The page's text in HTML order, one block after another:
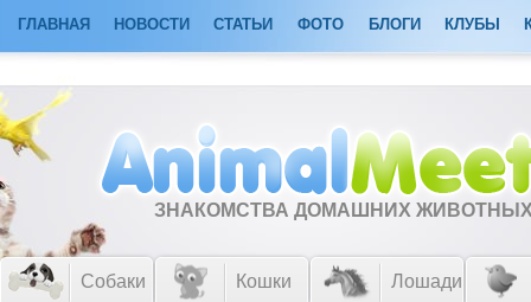
ГЛАВНАЯ НОВОСТИ СТАТЬИ ФОТО БЛОГИ КЛУБЫ
ЗНАКОМСТВА ДОМАШНИХ
Собаки Кошки Лошади